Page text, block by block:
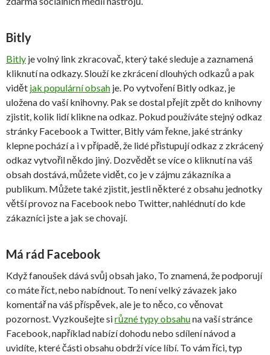
Bitly
Bitly je volný link zkracovač, který také sleduje a zaznamená
kliknutí na odkazy. Slouží ke zkrácení dlouhých odkazů a pak
vidět jak populární obsah je. Po vytvoření Bitly odkaz, je
uložena do vaší knihovny. Pak se dostal přejít zpět do knihovny
zjistit, kolik lidí klikne na odkaz. Pokud používáte stejný odkaz
stránky Facebook a Twitter, Bitly vám řekne, jaké stránky
klepne pochází a i v případě, že lidé přistupují odkaz z zkrácený
odkaz vytvořil někdo jiný. Dozvědět se více o kliknutí na váš
obsah dostává, můžete vidět, co je v zájmu zákazníka a
publikum. Můžete také zjistit, jestli některé z obsahu jednotky
větší provoz na Facebook nebo Twitter, nahlédnutí do kde
zákazníci jste a jak se chovají.
Má rád Facebook
Když fanoušek dává svůj obsah jako, To znamená, že podporují
co máte říct, nebo nabídnout. To není velký závazek jako
komentář na váš příspěvek, ale je to něco, co věnovat
pozornost. Vyzkoušejte sirůzné typy obsahuna vaší stránce
Facebook, například nabízí dohodu nebo sdílení návod a
uvidíte, které části obsahu obdrží více líbí. To vám říci, typ